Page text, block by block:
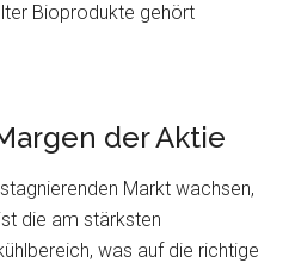
Bioprodukte gehört
der Aktie
Markt wachsen,
die am stärksten
was auf die richtige